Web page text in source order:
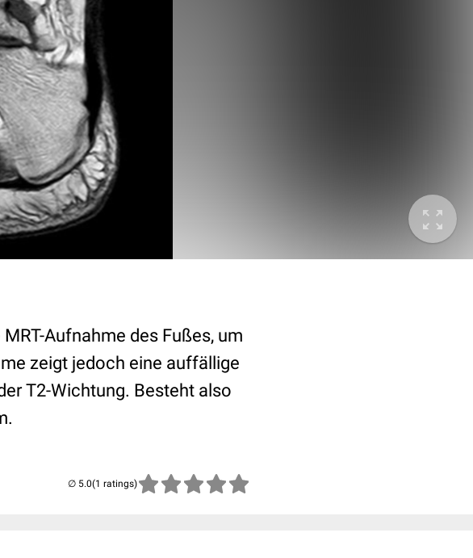
Aufnahme des Fußes, um
zeigt jedoch eine auffällige
T2-Wichtung. Besteht also
(1 ratings)